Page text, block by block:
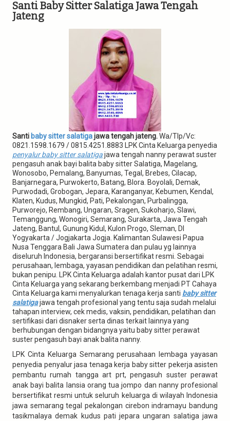
a
i
o
n
Santi Baby Sitter Salatiga Jawa Tengah
Jateng
Santi baby sitter salatigajawa tengah jateng.Wa/Tlp/Vc:
0821.1598.1679 / 0815.4251.8883 LPK Cinta Keluarga penyedia
penyalur baby sitter salatigajawa tengah nanny perawat suster
pengasuh anak bayi balita baby sitter Salatiga, Magelang,
Wonosobo, Pemalang, Banyumas, Tegal, Brebes, Cilacap,
Banjarnegara, Purwokerto, Batang, Blora. Boyolali, Demak,
Purwodadi, Grobogan, Jepara, Karanganyar, Kebumen, Kendal,
Klaten, Kudus, Mungkid, Pati, Pekalongan, Purbalingga,
Purworejo, Rembang, Ungaran, Sragen, Sukoharjo, Slawi,
Temanggung, Wonogiri, Semarang, Surakarta, Jawa Tengah
Jateng, Bantul, Gunung Kidul, Kulon Progo, Sleman, DI
Yogyakarta / Jogjakarta Jogja. Kalimantan Sulawesi Papua
Nusa Tenggara Bali Jawa Sumatera dan pulau yg lainnya
diseluruh Indonesia, bergaransi bersertifikat resmi. Sebagai
perusahaan, lembaga, yayasan pendidikan dan pelatihan resmi,
bukan penipu. LPK Cinta Keluarga adalah kantor pusat dari LPK
Cinta Keluarga yang sekarang berkembang menjadi PT Cahaya
Cinta Keluarga kami menyalurkan tenaga kerja santi baby sitter
salatigajawa tengah profesional yang tentu saja sudah melalui
tahapan interview, cek medis, vaksin, pendidikan, pelatihan dan
sertifikasi dari disnaker serta dinas terkait lainnya yang
berhubungan dengan bidangnya yaitu baby sitter perawat
suster pengasuh bayi anak balita nanny.
LPK Cinta Keluarga Semarang perusahaan lembaga yayasan
penyedia penyalur jasa tenaga kerja baby sitter pekerja asisten
pembantu rumah tangga art prt, pengasuh suster perawat
anak bayi balita lansia orang tua jompo dan nanny profesional
bersertifikat resmi untuk seluruh keluarga di wilayah Indonesia
jawa semarang tegal pekalongan cirebon indramayu bandung
tasikmalaya demak kudus pati jepara ungaran salatiga jawa